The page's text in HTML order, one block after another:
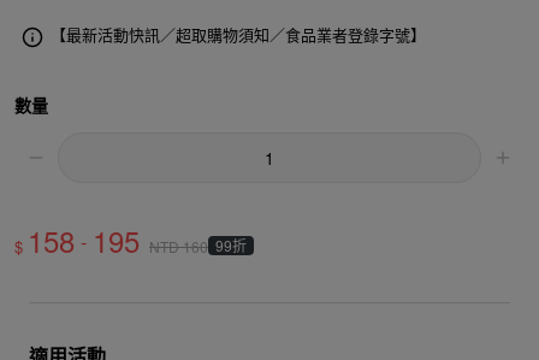
【最新活動快訊／超取購物須知／食品業者登錄字號】
數量
$ 158 - 195 NTD160 99折